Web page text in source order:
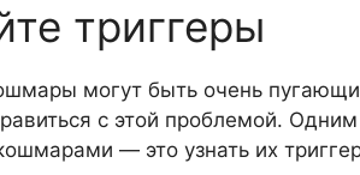
триггеры
могут быть очень
с этой проблемой.
— это узнать их